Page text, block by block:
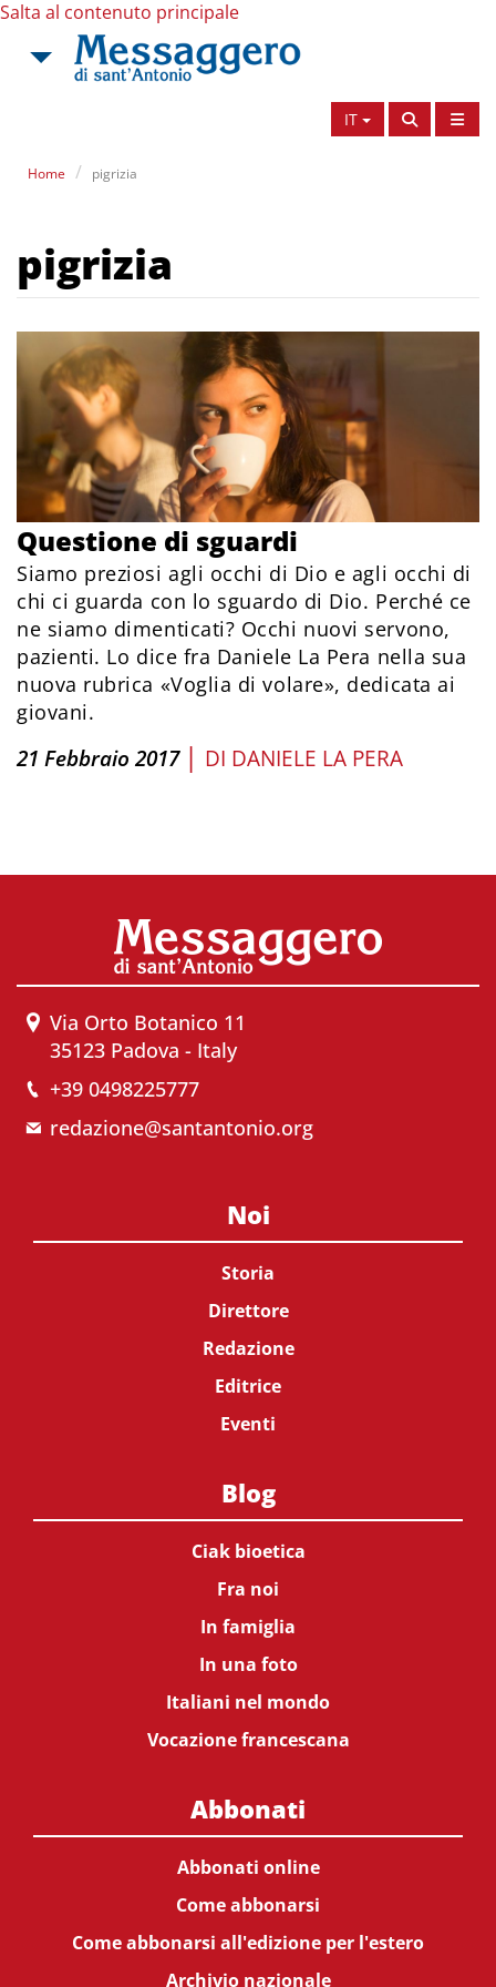
Salta al contenuto principale
IT
Home pigrizia
pigrizia
Questione di sguardi
Siamo preziosi agli occhi di Dio e agli occhi di
chi ci guarda con lo sguardo di Dio. Perché ce
ne siamo dimenticati? Occhi nuovi servono,
pazienti. Lo dice fra Daniele La Pera nella sua
nuova rubrica «Voglia di volare», dedicata ai
giovani.
21 Febbraio 2017 | DI DANIELE LA PERA
Via Orto Botanico 11
35123 Padova - Italy
+39 0498225777
redazione@santantonio.org
Noi
Storia
Direttore
Redazione
Editrice
Eventi
Blog
Ciak bioetica
Fra noi
In famiglia
In una foto
Italiani nel mondo
Vocazione francescana
Abbonati
Abbonati online
Come abbonarsi
Come abbonarsi all'edizione per l'estero
Archivio nazionale